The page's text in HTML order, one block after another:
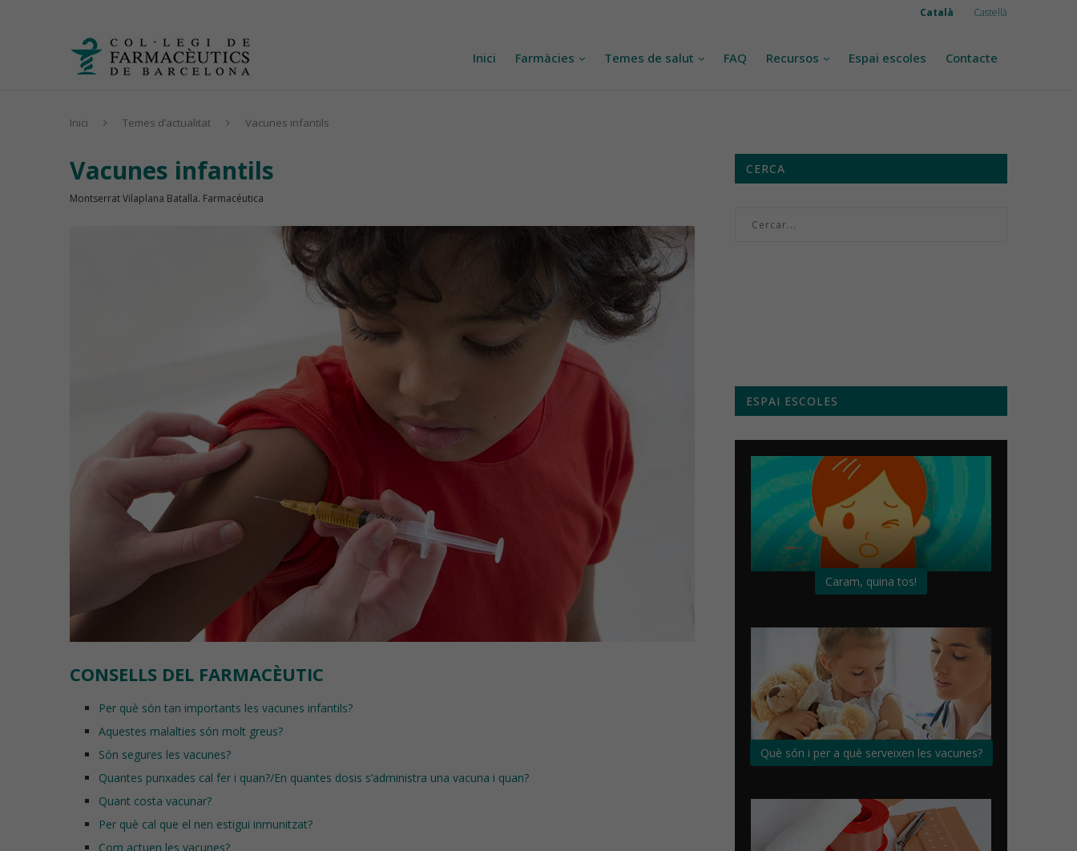
Català Castellà
Inici Farmàcies Temes de salut FAQ Recursos Espai escoles Contacte
Inici Temes d’actualitat Vacunes infantils
Vacunes infantils
Montserrat Vilaplana Batalla. Farmacéutica
CONSELLS DEL FARMACÈUTIC
Per què són tan importants les vacunes infantils?
Aquestes malalties són molt greus?
Són segures les vacunes?
Quantes punxades cal fer i quan?/En quantes dosis s’administra una vacuna i quan?
Quant costa vacunar?
Per què cal que el nen estigui inmunitzat?
Com actuen les vacunes?
CERCA
ESPAI ESCOLES
Caram, quina tos!
Què són i per a què serveixen les vacunes?